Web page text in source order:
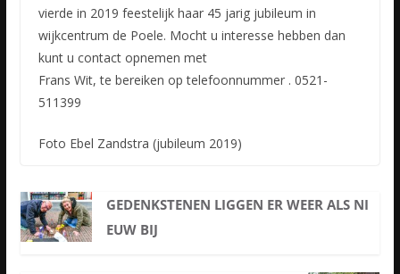
vierde in 2019 feestelijk haar 45 jarig jubileum in
wijkcentrum de Poele. Mocht u interesse hebben dan
kunt u contact opnemen met
Frans Wit, te bereiken op telefoonnummer . 0521-
511399
Foto Ebel Zandstra (jubileum 2019)
GEDENKSTENEN LIGGEN ER WEER ALS NI
EUW BIJ